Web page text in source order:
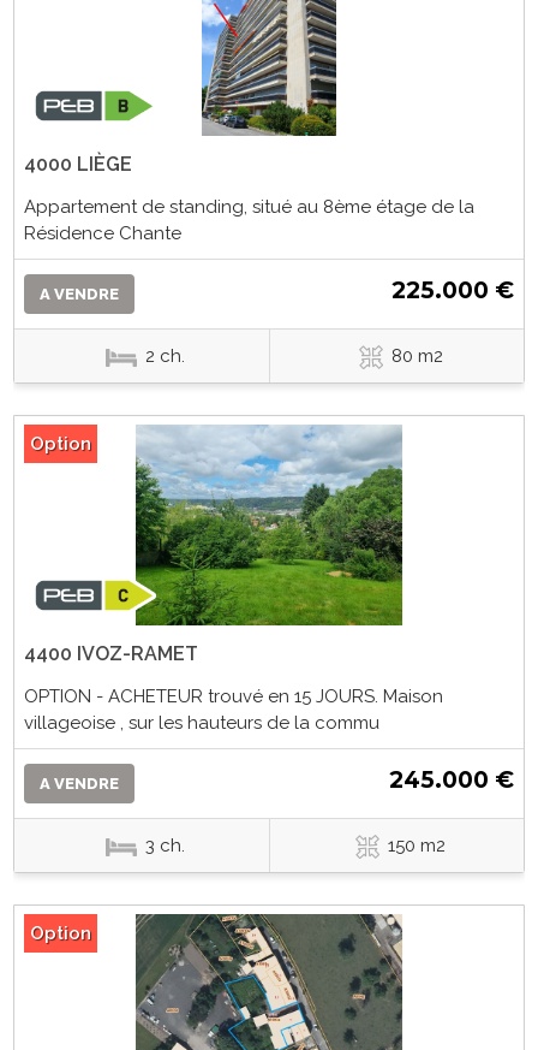
4000 LIÈGE
Appartement de standing, situé au 8ème étage de la
Résidence Chante
A VENDRE 225.000 €
2 ch. 80 m2
Option
4400 IVOZ-RAMET
OPTION - ACHETEUR trouvé en 15 JOURS. Maison
villageoise , sur les hauteurs de la commu
A VENDRE 245.000 €
3 ch. 150 m2
Option